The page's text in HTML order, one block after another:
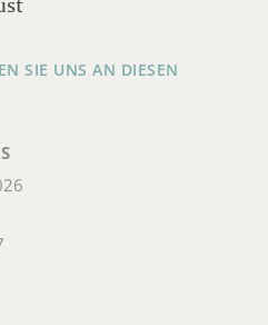
SIE UNS AN DIESEN